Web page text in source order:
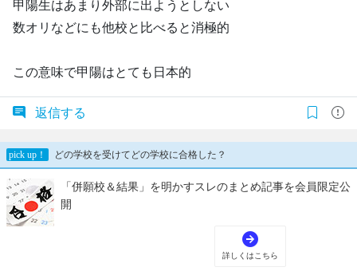
甲陽生はあまり外部に出ようとしない
数オリなどにも他校と比べると消極的
この意味で甲陽はとても日本的
返信する